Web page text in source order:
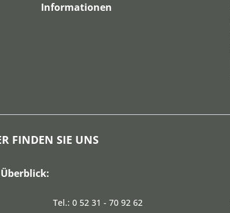
Informationen
FINDEN SIE UNS
Tel.: 0 52 31 - 70 92 62